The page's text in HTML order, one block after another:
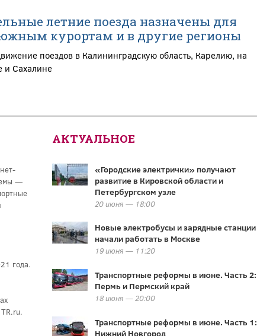
летние поезда назначены для
курортам и в другие регионы
поездов в Калининградскую область, Карелию, на
и Сахалине
—
года.
АКТУАЛЬНОЕ
«Городские электрички» получают
развитие в Кировской области и
Петербургском узле
20 июня — 18:00
Новые электробусы и зарядные станции
начали работать в Москве
19 июня — 11:20
Транспортные реформы в июне. Часть 2:
Пермь и Пермский край
18 июня — 20:00
Транспортные реформы в июне. Часть 1:
Нижний Новгород